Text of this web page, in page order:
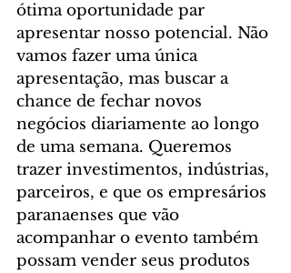
ótima oportunidade par
apresentar nosso potencial. Não
vamos fazer uma única
apresentação, mas buscar a
chance de fechar novos
negócios diariamente ao longo
de uma semana. Queremos
trazer investimentos, indústrias,
parceiros, e que os empresários
paranaenses que vão
acompanhar o evento também
possam vender seus produtos